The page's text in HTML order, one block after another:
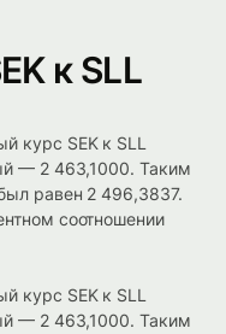
к SLL
курс SEK к SLL
— 2 463,1000. Таким
равен 2 496,3837.
соотношении
курс SEK к SLL
— 2 463,1000. Таким